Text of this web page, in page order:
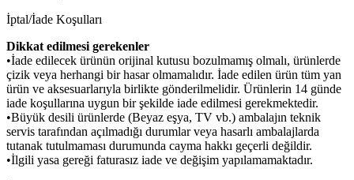
İptal/İade Koşulları
Dikkat edilmesi gerekenler
•İade edilecek ürünün orijinal kutusu bozulmamış olmalı, ürünlerde
çizik veya herhangi bir hasar olmamalıdır. İade edilen ürün tüm yan
ürün ve aksesuarlarıyla birlikte gönderilmelidir. Ürünlerin 14 günde
iade koşullarına uygun bir şekilde iade edilmesi gerekmektedir.
•Büyük desili ürünlerde (Beyaz eşya, TV vb.) ambalajın teknik
servis tarafından açılmadığı durumlar veya hasarlı ambalajlarda
tutanak tutulmaması durumunda cayma hakkı geçerli değildir.
•İlgili yasa gereği faturasız iade ve değişim yapılamamaktadır.